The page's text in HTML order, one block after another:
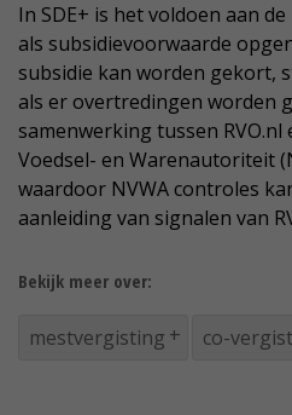
In SDE+ is het voldoen aan
als subsidievoorwaarde
subsidie kan worden gekort,
als er overtredingen worden
samenwerking tussen RVO.nl
Voedsel- en Warenautoriteit
waardoor NVWA controles
aanleiding van signalen van
Bekijk meer over:
mestvergisting co-